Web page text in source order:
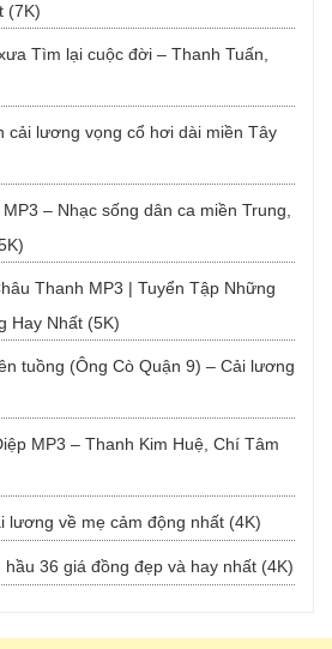
(7K)
Tìm lại cuộc đời – Thanh Tuấn,
cải lương vọng cổ hơi dài miền Tây
– Nhạc sống dân ca miền Trung,
Thanh MP3 | Tuyển Tập Những
Hay Nhất (5K)
tuồng (Ông Cò Quận 9) – Cải lương
MP3 – Thanh Kim Huệ, Chí Tâm
lương về mẹ cảm động nhất (4K)
36 giá đồng đẹp và hay nhất (4K)